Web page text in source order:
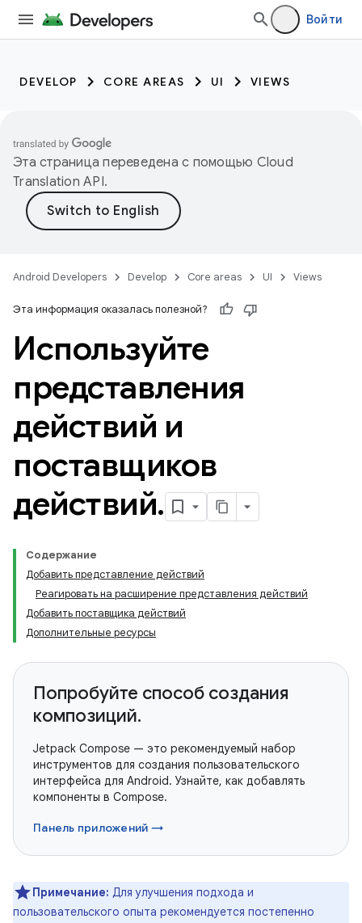
Войти
DEVELOP CORE AREAS UI VIEWS
Эта страница переведена с помощью Cloud
Translation API.
Android Developers Develop Core areas UI Views
Эта информация оказалась полезной?
Используйте
представления
действий и
поставщиков
действий.
Содержание
Добавить представление действий
Реагировать на расширение представления действий
Добавить поставщика действий
Дополнительные ресурсы
Попробуйте способ создания
композиций.
Jetpack Compose — это рекомендуемый набор
инструментов для создания пользовательского
интерфейса для Android. Узнайте, как добавлять
компоненты в Compose.
Панель приложений →
Примечание: Для улучшения подхода и
пользовательского опыта рекомендуется постепенно